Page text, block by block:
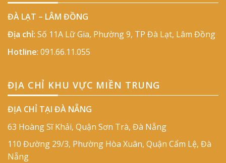
ĐÀ LẠT – LÂM ĐỒNG
Địa chỉ: Số 11A Lữ Gia, Phường 9, TP Đà Lạt, Lâm Đồng
Hotline: 091.66.11.055
ĐỊA CHỈ KHU VỰC MIỀN TRUNG
ĐỊA CHỈ TẠI ĐÀ NẴNG
63 Hoàng Sĩ Khải, Quận Sơn Trà, Đà Nẵng
110 Đường 29/3, Phường Hòa Xuân, Quận Cẩm Lệ, Đà
Nẵng